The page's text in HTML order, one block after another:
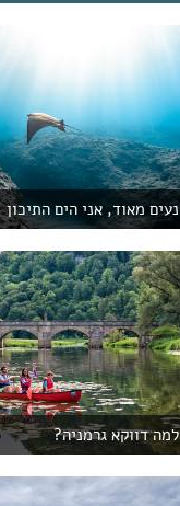
נעים מאוד, אני הים התיכון
למה דווקא גרמניה?